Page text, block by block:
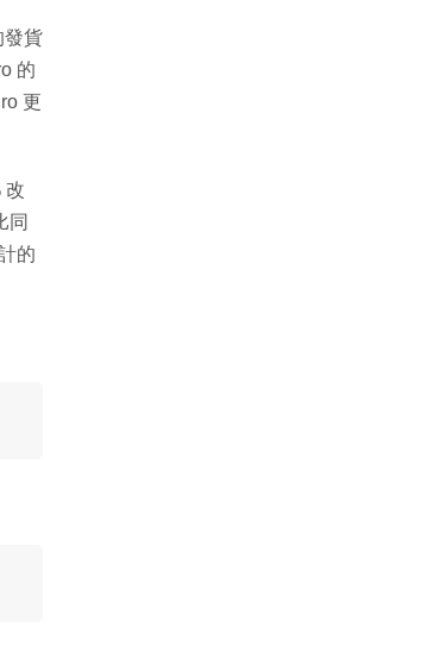
發貨
的
更
改
同
的